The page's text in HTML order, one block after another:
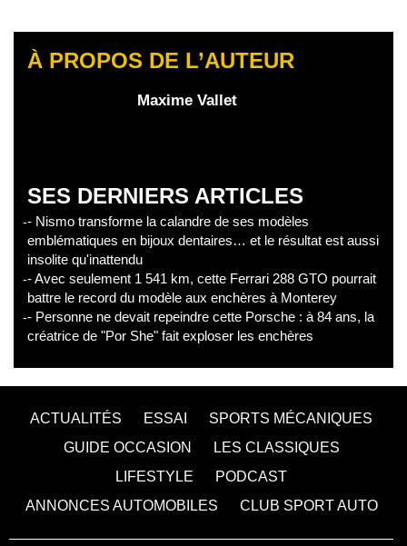
À PROPOS DE L’AUTEUR
Maxime Vallet
SES DERNIERS ARTICLES
- Nismo transforme la calandre de ses modèles
emblématiques en bijoux dentaires… et le résultat est aussi
insolite qu'inattendu
- Avec seulement 1 541 km, cette Ferrari 288 GTO pourrait
battre le record du modèle aux enchères à Monterey
- Personne ne devait repeindre cette Porsche : à 84 ans, la
créatrice de "Por She" fait exploser les enchères
ACTUALITÉS ESSAI
SPORTS MÉCANIQUES
GUIDE OCCASION
LES CLASSIQUES
LIFESTYLE
PODCAST
ANNONCES AUTOMOBILES
CLUB SPORT AUTO